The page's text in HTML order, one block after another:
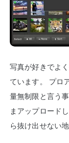
写真が好きでよ
ています。
プロ
量無制限と言う事
まアップロード
ら抜け出せない地